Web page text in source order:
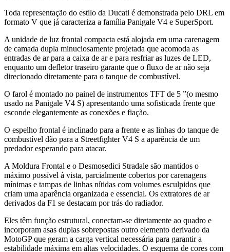
Toda representação do estilo da Ducati é demonstrada pelo DRL em
formato V que já caracteriza a família Panigale V4 e SuperSport.
A unidade de luz frontal compacta está alojada em uma carenagem
de camada dupla minuciosamente projetada que acomoda as
entradas de ar para a caixa de ar e para resfriar as luzes de LED,
enquanto um defletor traseiro garante que o fluxo de ar não seja
direcionado diretamente para o tanque de combustível.
O farol é montado no painel de instrumentos TFT de 5 ”(o mesmo
usado na Panigale V4 S) apresentando uma sofisticada frente que
esconde elegantemente as conexões e fiação.
O espelho frontal é inclinado para a frente e as linhas do tanque de
combustível dão para a Streetfighter V4 S a aparência de um
predador esperando para atacar.
A Moldura Frontal e o Desmosedici Stradale são mantidos o
máximo possível à vista, parcialmente cobertos por carenagens
mínimas e tampas de linhas nítidas com volumes esculpidos que
criam uma aparência organizada e essencial. Os extratores de ar
derivados da F1 se destacam por trás do radiador.
Eles têm função estrutural, conectam-se diretamente ao quadro e
incorporam asas duplas sobrepostas outro elemento derivado da
MotoGP que geram a carga vertical necessária para garantir a
estabilidade máxima em altas velocidades. O esquema de cores com